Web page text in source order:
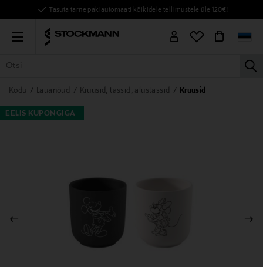
Tasuta tarne pakiautomaati kõikidele tellimustele üle 120€!
Menu
KÕIK TOOTED NAISED MEHED LAPSED KODU
Kodu Lauanõud Kruusid, tassid, alustassid Kruusid
EELIS KUPONGIGA